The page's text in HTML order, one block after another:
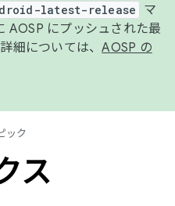
latest-release
マ
AOSP にプッシュされた最
細については、AOSP の
ック
ス